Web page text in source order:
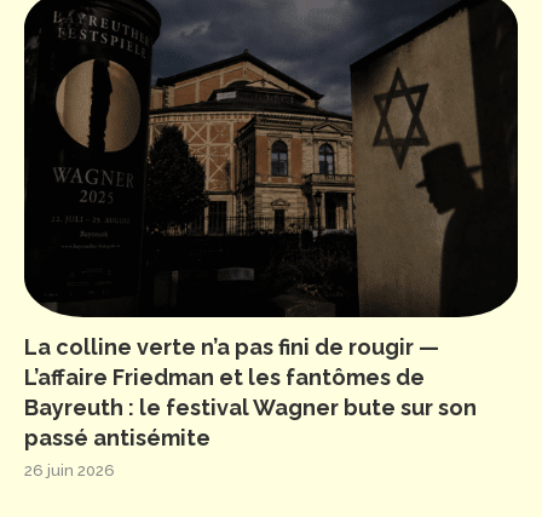
La colline verte n’a pas fini de rougir —
L’affaire Friedman et les fantômes de
Bayreuth : le festival Wagner bute sur son
passé antisémite
26 juin 2026